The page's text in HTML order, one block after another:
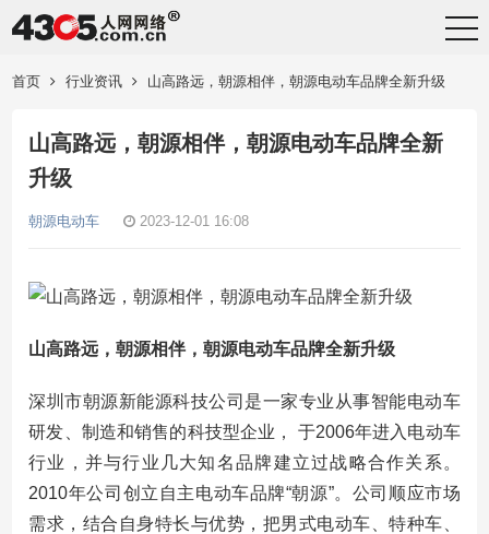
首页 行业资讯 山高路远，朝源相伴，朝源电动车品牌全新升级
山高路远，朝源相伴，朝源电动车品牌全新
升级
朝源电动车 2023-12-01 16:08
山高路远，朝源相伴，朝源电动车品牌全新升级
深圳市朝源新能源科技公司是一家专业从事智能电动车
研发、制造和销售的科技型企业， 于2006年进入电动车
行业，并与行业几大知名品牌建立过战略合作关系。
2010年公司创立自主电动车品牌“朝源”。公司顺应市场
需求，结合自身特长与优势，把男式电动车、特种车、